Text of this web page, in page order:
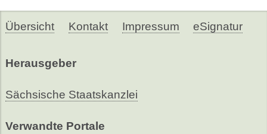
Übersicht Kontakt Impressum eSignatur
Herausgeber
Sächsische Staatskanzlei
Verwandte Portale